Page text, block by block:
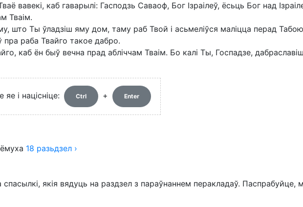
вавекі, каб гаварылі: Гасподзь Саваоф, Бог Ізраілеў, ёсьць Бог над
Тваім.
што Ты ўладзіш яму дом, таму раб Твой і асьмеліўся маліцца перад
пра раба Твайго такое дабро.
каб ён быў вечна прад абліччам Тваім. Бо калі Ты, Госпадзе,
і націсніце: Ctrl + Enter
18 разьдзел ›
якія вядуць на раздзел з параўнаннем перакладаў. Паспрабуйце,